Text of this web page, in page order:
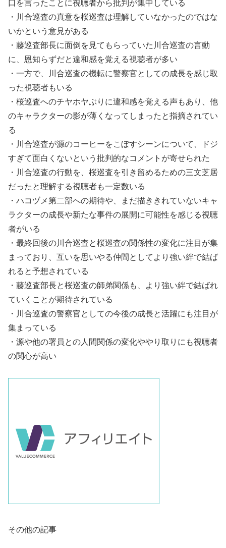
口を言ったことに視聴者から批判が集中している
・川合巡査の真意を桜巡査は理解していなかったのではな
いかという意見がある
・藤巡査部長に面倒を見てもらっていた川合巡査の言動
に、恩知らずだと違和感を覚える視聴者が多い
・一方で、川合巡査の機転に警察官としての成長を感じ取
った視聴者もいる
・桜巡査へのチヤホヤぶりに違和感を覚える声もあり、他
のキャラクターの影が薄くなってしまったと指摘されてい
る
・川合巡査が源のコーヒーをこぼすシーンについて、ドジ
すぎて面白くないという批判的なコメントが寄せられた
・川合巡査の行動を、桜巡査を引き留めるための三文芝居
だったと理解する視聴者も一定数いる
・ハコヅメ第二部への期待や、まだ描ききれていないキャ
ラクターの成長や新たな事件の展開に可能性を感じる視聴
者がいる
・最終回後の川合巡査と桜巡査の関係性の変化に注目が集
まっており、互いを思いやる仲間としてより強い絆で結ば
れると予想されている
・藤巡査部長と桜巡査の師弟関係も、より強い絆で結ばれ
ていくことが期待されている
・川合巡査の警察官としての今後の成長と活躍にも注目が
集まっている
・源や他の署員との人間関係の変化ややり取りにも視聴者
の関心が高い
その他の記事